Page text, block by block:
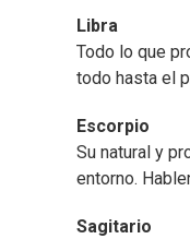
Libra
Todo lo que
todo hasta el
Escorpio
Su natural y
entorno.
Sagitario